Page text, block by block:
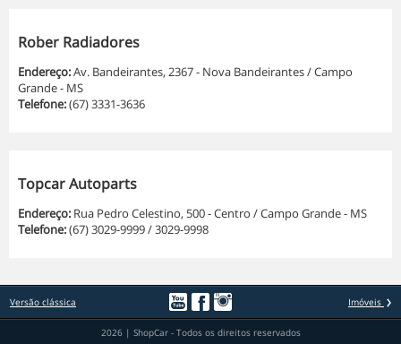
Rober Radiadores
Endereço:Av. Bandeirantes, 2367 - Nova Bandeirantes / Campo
Grande - MS
Telefone:(67) 3331-3636
Topcar Autoparts
Endereço: Rua Pedro Celestino, 500 - Centro / Campo Grande - MS
Telefone:(67) 3029-9999 / 3029-9998
Versão clássica Imóveis
2026 | ShopCar - Todos os direitos reservados